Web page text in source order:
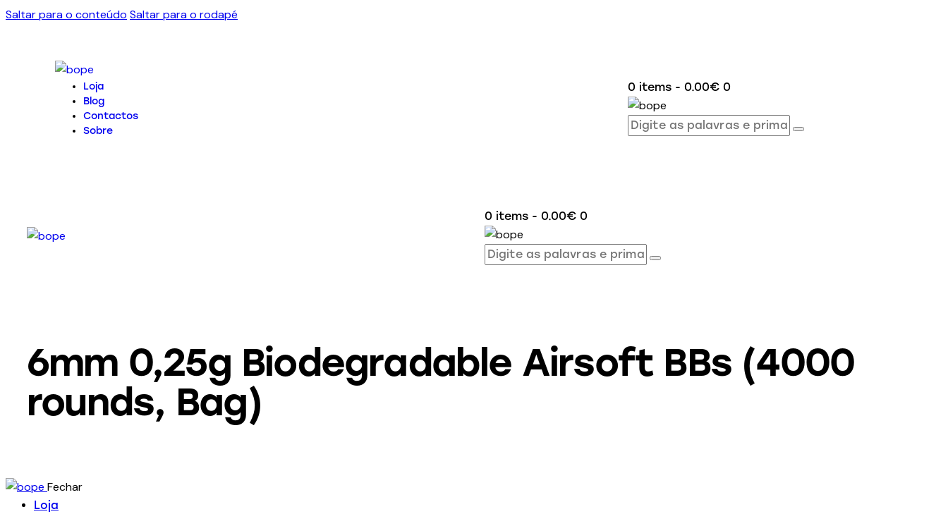
Saltar para o conteúdo Saltar para o rodapé
Loja
Blog
Contactos
Sobre
0 items - 0.00€ 0
0 items - 0.00€ 0
6mm 0,25g Biodegradable Airsoft BBs (4000
rounds, Bag)
Fechar
Loja